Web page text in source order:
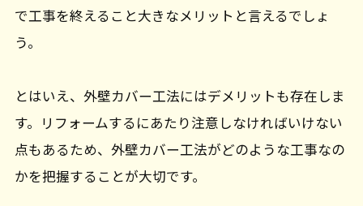
で工事を終えること大きなメリットと言えるでしょ
う。
とはいえ、外壁カバー工法にはデメリットも存在しま
す。リフォームするにあたり注意しなければいけない
点もあるため、外壁カバー工法がどのような工事なの
かを把握することが大切です。